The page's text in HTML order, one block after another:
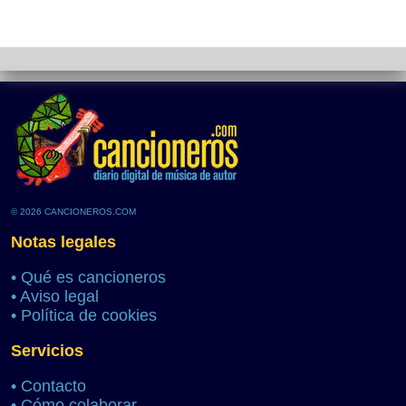
© 2026 CANCIONEROS.COM
Notas legales
• Qué es cancioneros
• Aviso legal
• Política de cookies
Servicios
• Contacto